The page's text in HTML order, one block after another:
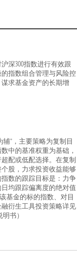
深300指数进行有效跟
指数组合管理与风险控
求基金资产的长期增
”，主要策略为复制目
中的基准权重为基础，
配或低配选择。在复制
股，力求投资收益能够
数的跟踪目标是：力争
均跟踪偏离度的绝对值
基金的标的指数、对目
衍生工具投资策略详见
书）